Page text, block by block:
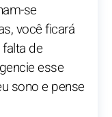
se
você ficará
de
esse
sono e pense